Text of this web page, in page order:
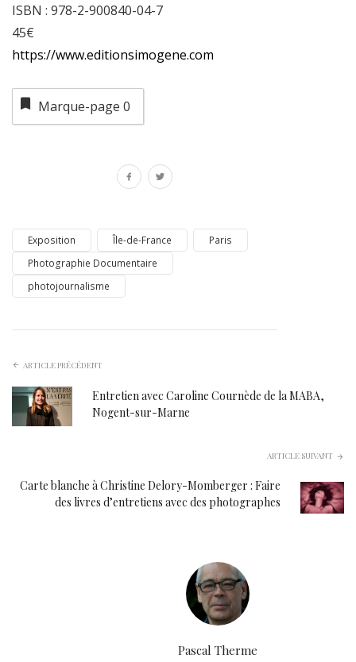
ISBN : 978-2-900840-04-7
45€
https://www.editionsimogene.com
Marque-page 0
Exposition Île-de-France
Paris
Photographie Documentaire
photojournalisme
ARTICLE PRÉCÉDENT
Entretien avec Caroline Cournède de la MABA,
Nogent-sur-Marne
ARTICLE SUIVANT
Carte blanche à Christine Delory-Momberger : Faire
des livres d’entretiens avec des photographes
Pascal Therme